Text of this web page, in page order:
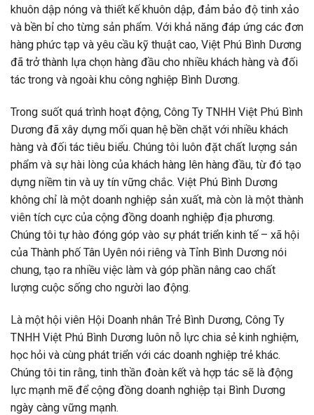
khuôn dập nóng và thiết kế khuôn dập, đảm bảo độ tinh xảo
và bền bỉ cho từng sản phẩm. Với khả năng đáp ứng các đơn
hàng phức tạp và yêu cầu kỹ thuật cao, Việt Phú Bình Dương
đã trở thành lựa chọn hàng đầu cho nhiều khách hàng và đối
tác trong và ngoài khu công nghiệp Bình Dương.
Trong suốt quá trình hoạt động, Công Ty TNHH Việt Phú Bình
Dương đã xây dựng mối quan hệ bền chặt với nhiều khách
hàng và đối tác tiêu biểu. Chúng tôi luôn đặt chất lượng sản
phẩm và sự hài lòng của khách hàng lên hàng đầu, từ đó tạo
dựng niềm tin và uy tín vững chắc. Việt Phú Bình Dương
không chỉ là một doanh nghiệp sản xuất, mà còn là một thành
viên tích cực của cộng đồng doanh nghiệp địa phương.
Chúng tôi tự hào đóng góp vào sự phát triển kinh tế – xã hội
của Thành phố Tân Uyên nói riêng và Tỉnh Bình Dương nói
chung, tạo ra nhiều việc làm và góp phần nâng cao chất
lượng cuộc sống cho người lao động.
Là một hội viên Hội Doanh nhân Trẻ Bình Dương, Công Ty
TNHH Việt Phú Bình Dương luôn nỗ lực chia sẻ kinh nghiệm,
học hỏi và cùng phát triển với các doanh nghiệp trẻ khác.
Chúng tôi tin rằng, tinh thần đoàn kết và hợp tác sẽ là động
lực mạnh mẽ để cộng đồng doanh nghiệp tại Bình Dương
ngày càng vững mạnh.